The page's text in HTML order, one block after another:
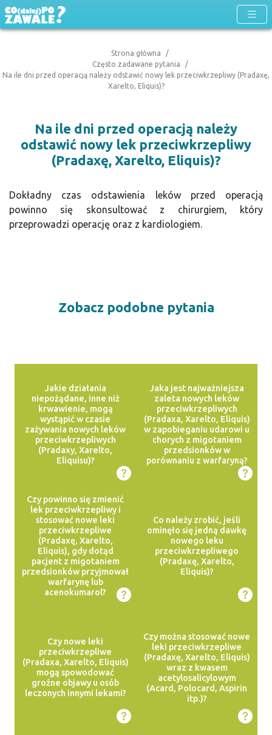
Strona główna
Często zadawane pytania
Na ile dni przed operacją należy odstawić nowy lek przeciwkrzepliwy (Pradaxę,
Xarelto, Eliquis)?
Na ile dni przed operacją należy
odstawić nowy lek przeciwkrzepliwy
(Pradaxę, Xarelto, Eliquis)?
Dokładny czas odstawienia leków przed operacją
powinno się skonsultować z chirurgiem, który
przeprowadzi operację oraz z kardiologiem.
Zobacz podobne pytania
Jakie działania
niepożądane, inne niż
krwawienie, mogą
wystąpić w czasie
zażywania nowych leków
przeciwkrzepliwych
(Pradaxy, Xarelto,
Eliquisu)?
Jaka jest najważniejsza
zaleta nowych leków
przeciwkrzepliwych
(Pradaxa, Xarelto, Eliquis)
w zapobieganiu udarowi u
chorych z migotaniem
przedsionków w
porównaniu z warfaryną?
Czy powinno się zmienić
lek przeciwkrzepliwy i
stosować nowe leki
przeciwkrzepliwe
(Pradaxę, Xarelto,
Eliquis), gdy dotąd
pacjent z migotaniem
przedsionków przyjmował
warfarynę lub
acenokumarol?
Co należy zrobić, jeśli
ominęło się jedną dawkę
nowego leku
przeciwkrzepliwego
(Pradaxę, Xarelto,
Eliquis)?
Czy nowe leki
przeciwkrzepliwe
(Pradaxa, Xarelto, Eliquis)
mogą spowodować
groźne objawy u osób
leczonych innymi lekami?
Czy można stosować nowe
leki przeciwkrzepliwe
(Pradaxę, Xarelto, Eliquis)
wraz z kwasem
acetylosalicylowym
(Acard, Polocard, Aspirin
itp.)?